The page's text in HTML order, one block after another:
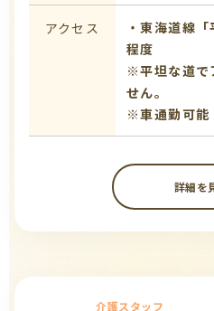
アクセス
・東海道線
程度
※平坦な道で
せん。
※車通勤可能
詳細を
介護スタッフ